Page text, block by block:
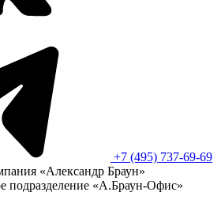
+7 (495) 737-69-69
«Александр Браун»
подразделение «А.Браун-Офис»